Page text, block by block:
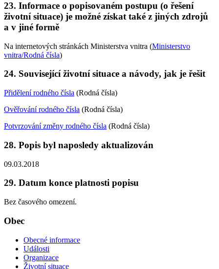
23. Informace o popisovaném postupu (o řešení
životní situace) je možné získat také z jiných zdrojů
a v jiné formě
Na internetových stránkách Ministerstva vnitra (Ministerstvo
vnitra/Rodná čísla)
24. Související životní situace a návody, jak je řešit
Přidělení rodného čísla (Rodná čísla)
Ověřování rodného čísla (Rodná čísla)
Potvrzování změny rodného čísla (Rodná čísla)
28. Popis byl naposledy aktualizován
09.03.2018
29. Datum konce platnosti popisu
Bez časového omezení.
Obec
Obecné informace
Události
Organizace
Životní situace